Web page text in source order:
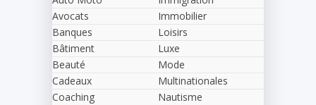
Avocats
Banques
Bâtiment
Beauté
Cadeaux
Coaching
Immobilier
Loisirs
Luxe
Mode
Multinationales
Nautisme